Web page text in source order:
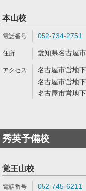
本山校
052-734-2751
愛知県名古屋
名古屋市営地
名古屋市営地
名古屋市営地
秀英予備校
覚王山校
052-745-6211